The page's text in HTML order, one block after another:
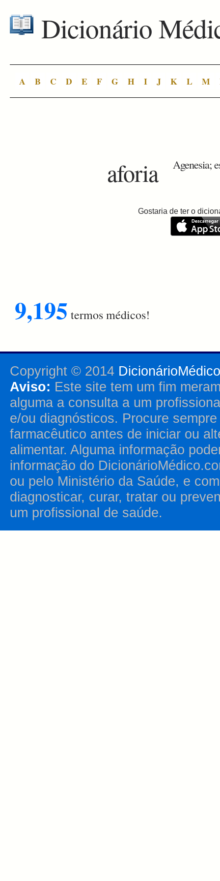
Dicionário
A B C D E F G H I J K L M
aforia Agenesia;
Gostaria de ter o
9,195 termos médicos!
Copyright © 2014
Aviso: Este site tem um fim
alguma a consulta a um
e/ou diagnósticos. Procure
farmacêutico antes de iniciar ou
alimentar. Alguma informação
informação do
ou pelo Ministério da Saúde, e
diagnosticar, curar, tratar ou
um profissional de saúde.